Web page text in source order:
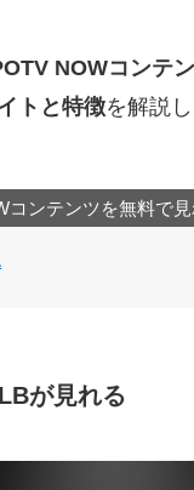
NOWコンテ
トと特徴を解説し
コンテンツを無料で
が見れる